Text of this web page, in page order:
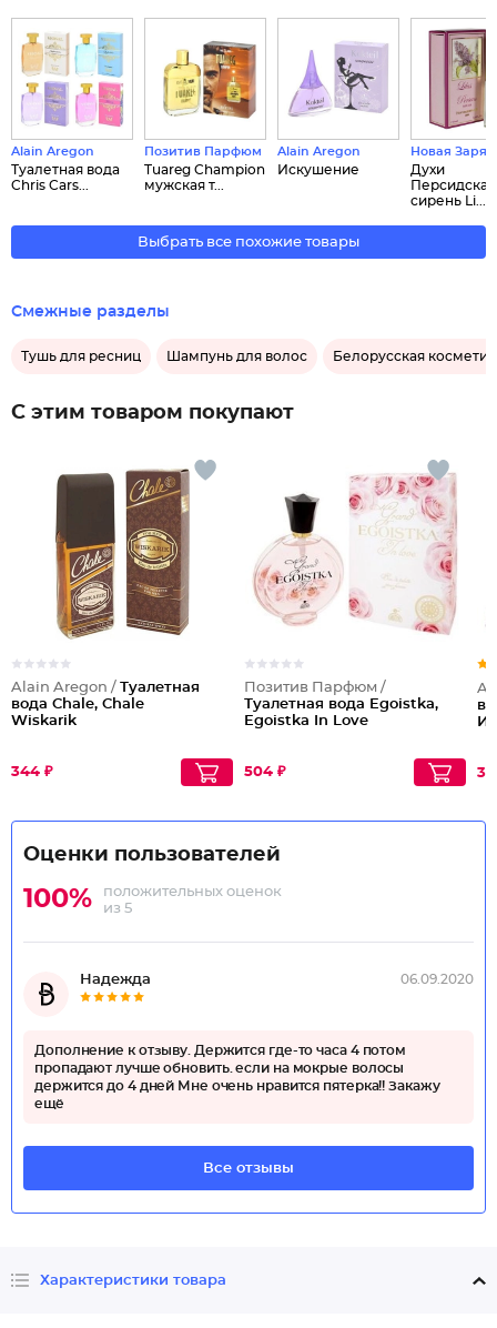
Alain Aregon
Туалетная вода
Chris Cars...
Позитив Парфюм
Tuareg Champion
мужская т...
Alain Aregon
Искушение
Новая Заря
Духи
Персидская
сирень Li...
Выбрать все похожие товары
Смежные разделы
Тушь для ресниц Шампунь для волос Белорусская
С этим товаром покупают
Alain Aregon / Туалетная
вода Chale, Chale
Wiskarik
344 ₽
Позитив Парфюм /
Туалетная вода Egoistka,
Egoistka In Love
504 ₽
Оценки пользователей
100%
положительных оценок
из 5
Надежда 06.09.2020
Дополнение к отзыву. Держится где-то часа 4 потом
пропадают лучше обновить. если на мокрые волосы
держится до 4 дней Мне очень нравится пятерка!! Закажу
ещё
Все отзывы
Характеристики товара